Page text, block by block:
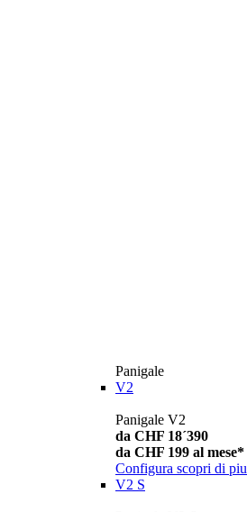
Panigale
V2
Panigale V2
da CHF 18´390
da CHF 199 al mese*
Configura scopri di piu
V2 S